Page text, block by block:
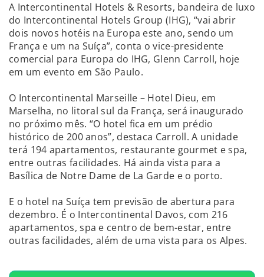
A Intercontinental Hotels & Resorts, bandeira de luxo
do Intercontinental Hotels Group (IHG), “vai abrir
dois novos hotéis na Europa este ano, sendo um
França e um na Suíça”, conta o vice-presidente
comercial para Europa do IHG, Glenn Carroll, hoje
em um evento em São Paulo.
O Intercontinental Marseille – Hotel Dieu, em
Marselha, no litoral sul da França, será inaugurado
no próximo mês. “O hotel fica em um prédio
histórico de 200 anos”, destaca Carroll. A unidade
terá 194 apartamentos, restaurante gourmet e spa,
entre outras facilidades. Há ainda vista para a
Basílica de Notre Dame de La Garde e o porto.
E o hotel na Suíça tem previsão de abertura para
dezembro. É o Intercontinental Davos, com 216
apartamentos, spa e centro de bem-estar, entre
outras facilidades, além de uma vista para os Alpes.